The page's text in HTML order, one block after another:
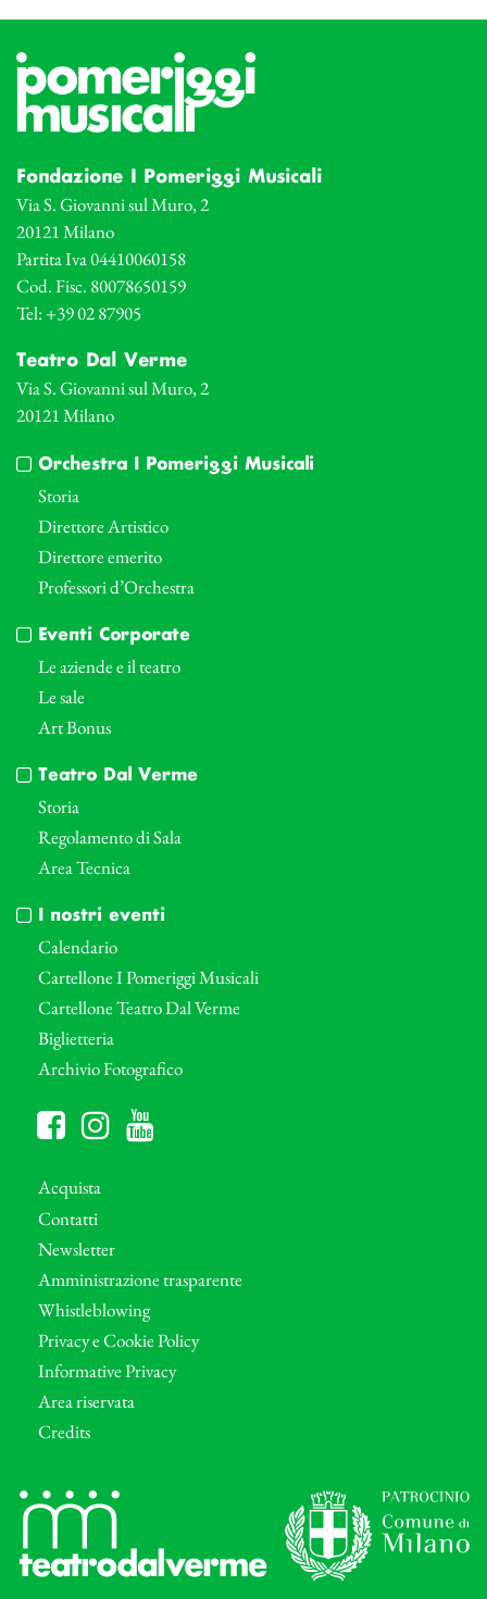
Fondazione I Pomeriggi Musicali
Via S. Giovanni sul Muro, 2
20121 Milano
Partita Iva 04410060158
Cod. Fisc. 80078650159
Tel: +39 02 87905
Teatro Dal Verme
Via S. Giovanni sul Muro, 2
20121 Milano
Orchestra I Pomeriggi Musicali
Storia
Direttore Artistico
Direttore emerito
Professori d’Orchestra
Eventi Corporate
Le aziende e il teatro
Le sale
Art Bonus
Teatro Dal Verme
Storia
Regolamento di Sala
Area Tecnica
I nostri eventi
Calendario
Cartellone I Pomeriggi Musicali
Cartellone Teatro Dal Verme
Biglietteria
Archivio Fotografico
Acquista
Contatti
Newsletter
Amministrazione trasparente
Whistleblowing
Privacy e Cookie Policy
Informative Privacy
Area riservata
Credits